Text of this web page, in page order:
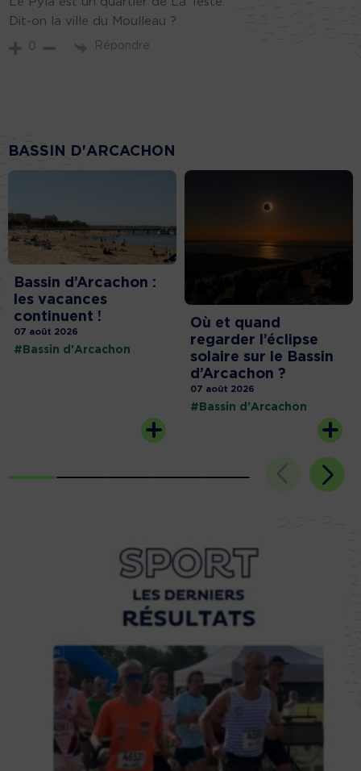
Dit-on la ville du Moulleau ?
0 Répondre
BASSIN D'ARCACHON
Bassin d’Arcachon :
les vacances
continuent !
07 août 2026
#Bassin d'Arcachon
Où et quand
regarder l’éclipse
solaire sur le Bassin
d’Arcachon ?
07 août 2026
#Bassin d'Arcachon